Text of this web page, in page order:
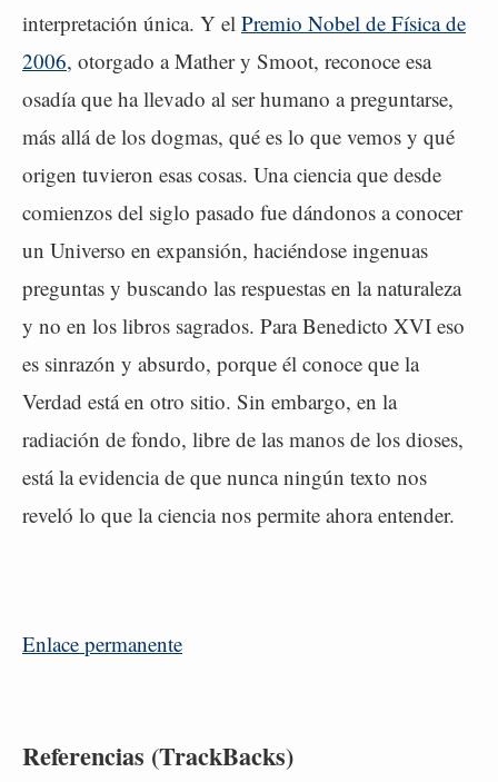
interpretación única. Y el Premio Nobel de Física de
2006, otorgado a Mather y Smoot, reconoce esa
osadía que ha llevado al ser humano a preguntarse,
más allá de los dogmas, qué es lo que vemos y qué
origen tuvieron esas cosas. Una ciencia que desde
comienzos del siglo pasado fue dándonos a conocer
un Universo en expansión, haciéndose ingenuas
preguntas y buscando las respuestas en la naturaleza
y no en los libros sagrados. Para Benedicto XVI eso
es sinrazón y absurdo, porque él conoce que la
Verdad está en otro sitio. Sin embargo, en la
radiación de fondo, libre de las manos de los dioses,
está la evidencia de que nunca ningún texto nos
reveló lo que la ciencia nos permite ahora entender.
Enlace permanente
Referencias (TrackBacks)